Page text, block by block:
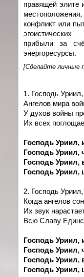
правящей элите
конфликт или
прибыли за
энергоресурсы.
[Сделайте личные
1. Господь
Ангелов мира
У духов войны
Их всех
Господь Уриил,
Господь Уриил,
Господь Уриил,
Господь Уриил,
2. Господь
Когда ангелов
Их звук
Всю Славу
Господь Уриил,
Господь Уриил,
Господь Уриил,
Господь Уриил,